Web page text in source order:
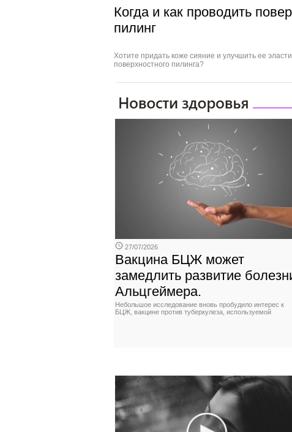
Когда и как проводить
пилинг
Хотите придать коже сияние и улучшить ее
поверхностного пилинга?
27/07/2026
Вакцина БЦЖ может
замедлить развитие
Альцгеймера.
Небольшое исследование вновь пробудило интерес к
БЦЖ, вакцине против туберкулеза, используемой